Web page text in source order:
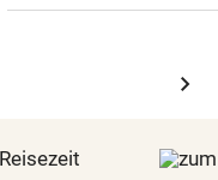
chevron_right